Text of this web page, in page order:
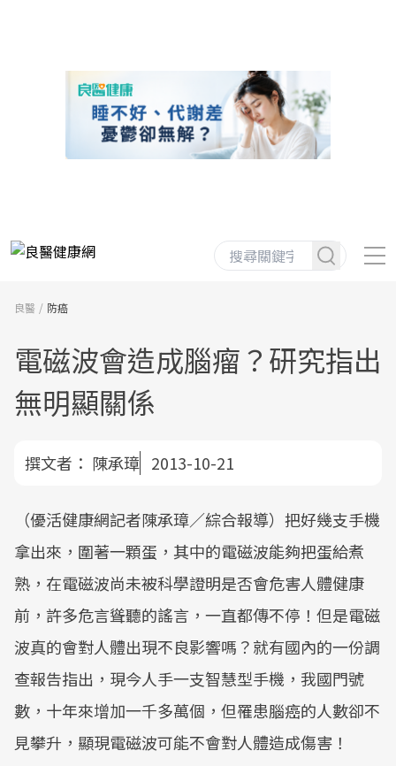
良醫 防癌
電磁波會造成腦瘤？研究指出
無明顯關係
撰文者： 陳承璋 2013-10-21
（優活健康網記者陳承璋／綜合報導）把好幾支手機
拿出來，圍著一顆蛋，其中的電磁波能夠把蛋給煮
熟，在電磁波尚未被科學證明是否會危害人體健康
前，許多危言聳聽的謠言，一直都傳不停！但是電磁
波真的會對人體出現不良影響嗎？就有國內的一份調
查報告指出，現今人手一支智慧型手機，我國門號
數，十年來增加一千多萬個，但罹患腦癌的人數卻不
見攀升，顯現電磁波可能不會對人體造成傷害！